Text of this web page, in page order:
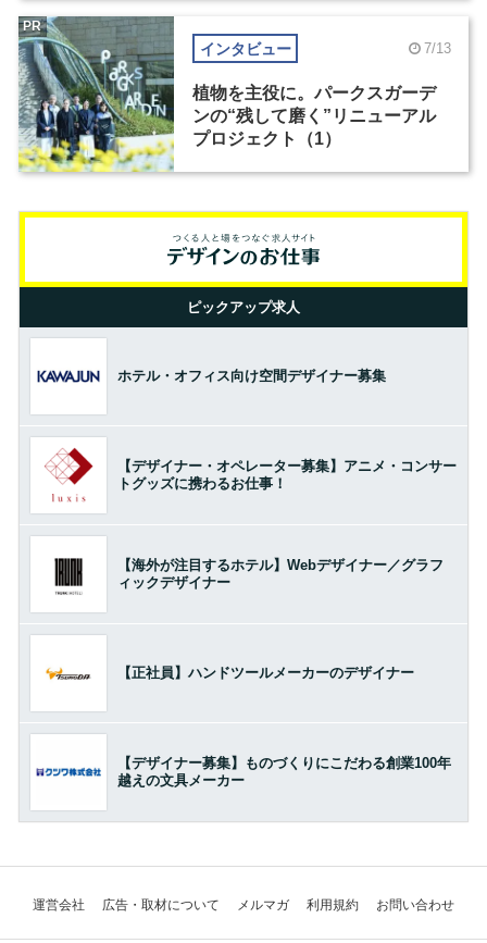
インタビュー 7/13
植物を主役に。パークスガーデ
ンの“残して磨く”リニューアル
プロジェクト（1）
PR
ピックアップ求人
ホテル・オフィス向け空間デザイナー募集
【デザイナー・オペレーター募集】アニメ・コンサー
トグッズに携わるお仕事！
【海外が注目するホテル】Webデザイナー／グラフ
ィックデザイナー
【正社員】ハンドツールメーカーのデザイナー
【デザイナー募集】ものづくりにこだわる創業100年
越えの文具メーカー
運営会社 広告・取材について メルマガ 利用規約 お問い合わせ